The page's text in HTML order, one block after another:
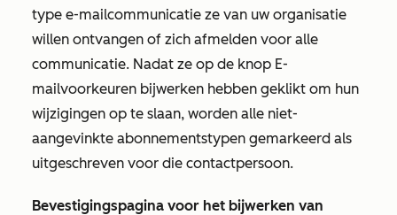
type e-mailcommunicatie ze van uw organisatie
willen ontvangen of zich afmelden voor alle
communicatie. Nadat ze op de knop E-
mailvoorkeuren bijwerken hebben geklikt om hun
wijzigingen op te slaan, worden alle niet-
aangevinkte abonnementstypen gemarkeerd als
uitgeschreven voor die contactpersoon.
Bevestigingspagina voor het bijwerken van